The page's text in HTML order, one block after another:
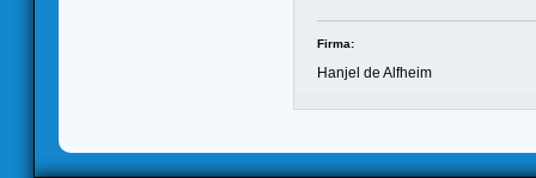
Firma:
Hanjel de Alfheim